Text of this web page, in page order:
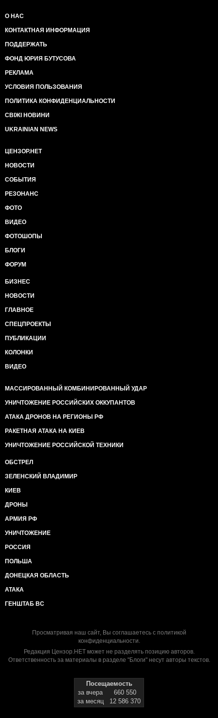
О НАС
КОНТАКТНАЯ ИНФОРМАЦИЯ
ПОДДЕРЖАТЬ
ФОНД ЮРИЯ БУТУСОВА
РЕКЛАМА
УСЛОВИЯ ПОЛЬЗОВАНИЯ
ПОЛИТИКА КОНФИДЕНЦИАЛЬНОСТИ
СВІЖІ НОВИНИ
UKRAINIAN NEWS
ЦЕНЗОР.НЕТ
НОВОСТИ
СОБЫТИЯ
РЕЗОНАНС
ФОТО
ВИДЕО
ФОТОШОПЫ
БЛОГИ
ФОРУМ
БИЗНЕС
НОВОСТИ
ГЛАВНОЕ
СПЕЦПРОЕКТЫ
ПУБЛИКАЦИИ
КОЛОНКИ
ВИДЕО
МАССИРОВАННЫЙ КОМБИНИРОВАННЫЙ УДАР
УНИЧТОЖЕНИЕ РОССИЙСКИХ ОККУПАНТОВ
АТАКА ДРОНОВ НА РЕГИОНЫ РФ
РАКЕТНАЯ АТАКА НА КИЕВ
УНИЧТОЖЕНИЕ РОССИЙСКОЙ ТЕХНИКИ
ОБСТРЕЛ
ЗЕЛЕНСКИЙ ВЛАДИМИР
КИЕВ
ДРОНЫ
АРМИЯ РФ
УНИЧТОЖЕНИЕ
РОССИЯ
ПОЛЬША
ДОНЕЦКАЯ ОБЛАСТЬ
АТАКА
ГЕНШТАБ ВС
Просматривая наш сайт, Вы соглашаетесь с политикой
конфиденциальности
Редакция Цензор.НЕТ может не разделять позицию авторов.
Ответственность за материалы в разделе "Блоги" несут авторы текстов.
Посещаемость
за вчера
660 550
за месяц
12 586 370